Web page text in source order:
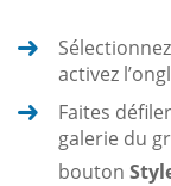
activez
Faites
galerie du
bouton